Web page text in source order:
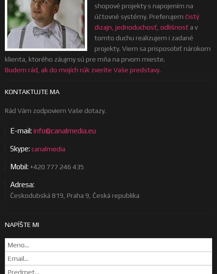
shopové projekty s napojením na
účtovné systémy. Preferujem čistý
dizajn, jednoduchosť, odlišnosť a v
tomto duchu realizujem i zadané
projekty. Viem sa prisposobiť nárokom
klienta, ktorého záujmy sú pre mňa na prvom mieste.
Budem rád, ak do mojích rúk zveríte Vaše predstavy.
KONTAKTUJTE MA
Rád Vám zodpoviem Vaše dotazy.
E-mail:info@canalmedia.eu
Skype:canalmedia
Mobil:+420 777 246 435
Adresa:
Českodubská 819, Praha 9, Česká republika
NAPÍŠTE MI